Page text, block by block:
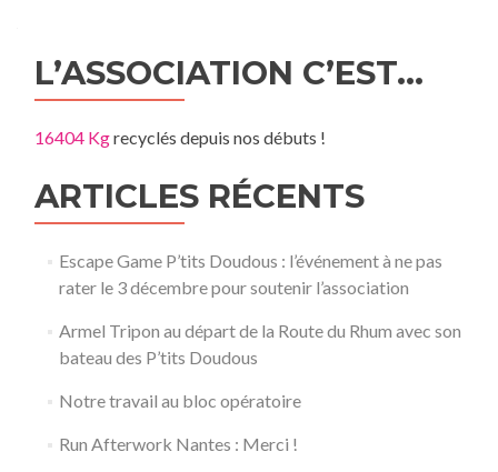
L’ASSOCIATION C’EST…
16404 Kgrecyclés depuis nos débuts !
ARTICLES RÉCENTS
Escape Game P’tits Doudous : l’événement à ne pas
rater le 3 décembre pour soutenir l’association
Armel Tripon au départ de la Route du Rhum avec son
bateau des P’tits Doudous
Notre travail au bloc opératoire
Run Afterwork Nantes : Merci !